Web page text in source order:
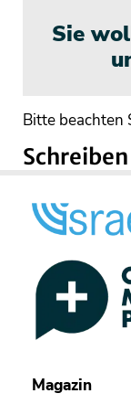
Sie
Bitte beachten
Magazin